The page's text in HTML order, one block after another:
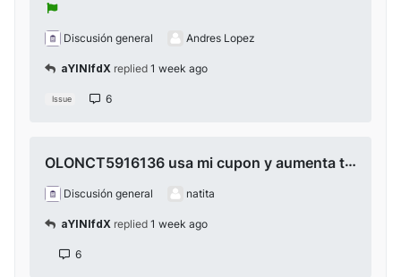
Discusión general Andres Lopez
aYlNlfdX replied 1 week ago
Issue 6
OLONCT5916136 usa mi cupon y aumenta tus ganancias
Discusión general natita
aYlNlfdX replied 1 week ago
6